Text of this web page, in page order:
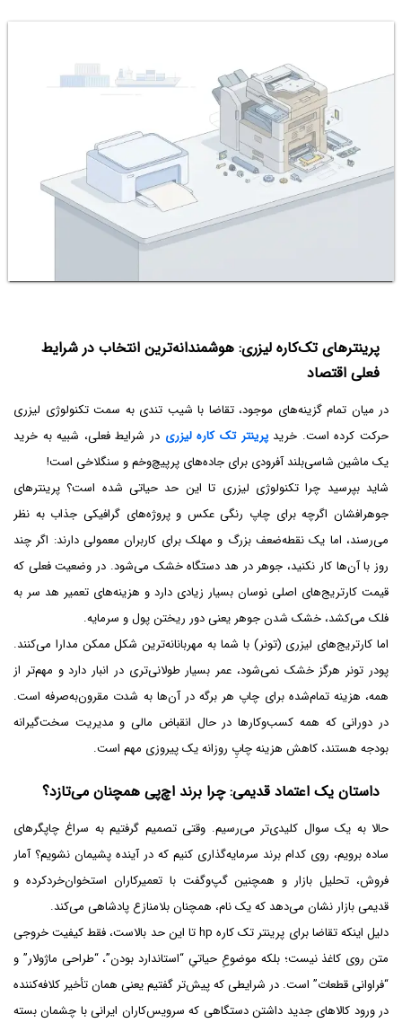
پرینترهای تک‌کاره لیزری: هوشمندانه‌ترین انتخاب در شرایط
فعلی اقتصاد
در میان تمام گزینه‌های موجود، تقاضا با شیب تندی به سمت تکنولوژی لیزری
حرکت کرده است. خریدپرینتر تک کاره لیزری در شرایط فعلی، شبیه به خرید
یک ماشین شاسی‌بلند آفرودی برای جاده‌های پرپیچ‌وخم و سنگلاخی است!
شاید بپرسید چرا تکنولوژی لیزری تا این حد حیاتی شده است؟ پرینترهای
جوهرافشان اگرچه برای چاپ رنگی عکس و پروژه‌های گرافیکی جذاب به نظر
می‌رسند، اما یک نقطه‌ضعف بزرگ و مهلک برای کاربران معمولی دارند: اگر چند
روز با آن‌ها کار نکنید، جوهر در هد دستگاه خشک می‌شود. در وضعیت فعلی که
قیمت کارتریج‌های اصلی نوسان بسیار زیادی دارد و هزینه‌های تعمیر هد سر به
فلک می‌کشد، خشک شدن جوهر یعنی دور ریختن پول و سرمایه.
اما کارتریج‌های لیزری (تونر) با شما به مهربانانه‌ترین شکل ممکن مدارا می‌کنند.
پودر تونر هرگز خشک نمی‌شود، عمر بسیار طولانی‌تری در انبار دارد و مهم‌تر از
همه، هزینه تمام‌شده برای چاپ هر برگه در آن‌ها به شدت مقرون‌به‌صرفه است.
در دورانی که همه کسب‌وکارها در حال انقباض مالی و مدیریت سخت‌گیرانه
بودجه هستند، کاهش هزینه چاپِ روزانه یک پیروزی مهم است.
داستان یک اعتماد قدیمی: چرا برند اچ‌پی همچنان می‌تازد؟
حالا به یک سوال کلیدی‌تر می‌رسیم. وقتی تصمیم گرفتیم به سراغ چاپگرهای
ساده برویم، روی کدام برند سرمایه‌گذاری کنیم که در آینده پشیمان نشویم؟ آمار
فروش، تحلیل بازار و همچنین گپ‌وگفت با تعمیرکاران استخوان‌خردکرده و
قدیمی بازار نشان می‌دهد که یک نام، همچنان بلامنازع پادشاهی می‌کند.
دلیل اینکه تقاضا برای پرینتر تک کاره hp تا این حد بالاست، فقط کیفیت خروجی
متن روی کاغذ نیست؛ بلکه موضوعِ حیاتیِ “استاندارد بودن”، “طراحی ماژولار” و
“فراوانی قطعات” است. در شرایطی که پیش‌تر گفتیم یعنی همان تأخیر کلافه‌کننده
در ورود کالاهای جدید داشتن دستگاهی که سرویس‌کاران ایرانی با چشمان بسته